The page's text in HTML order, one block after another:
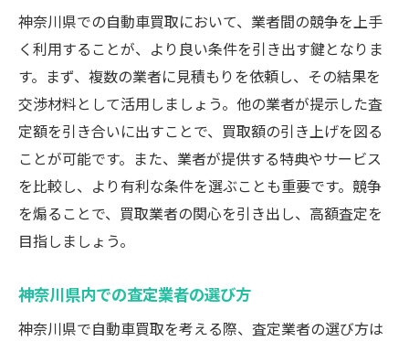
神奈川県での自動車買取において、業者間の競争を上手
く利用することが、より良い条件を引き出す鍵となりま
す。まず、複数の業者に見積もりを依頼し、その結果を
交渉材料として活用しましょう。他の業者が提示した査
定額を引き合いに出すことで、買取額の引き上げを図る
ことが可能です。また、業者が提供する特典やサービス
を比較し、より有利な条件を選ぶことも重要です。競争
を煽ることで、買取業者の関心を引き出し、高額査定を
目指しましょう。
神奈川県内での査定業者の選び方
神奈川県で自動車買取を考える際、査定業者の選び方は